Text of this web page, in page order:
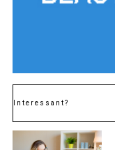
Interessant?